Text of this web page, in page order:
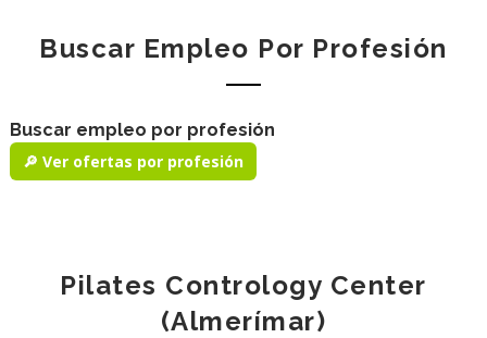
Buscar Empleo Por Profesión
Buscar empleo por profesión
🔎 Ver ofertas por profesión
Pilates Contrology Center
(Almerímar)